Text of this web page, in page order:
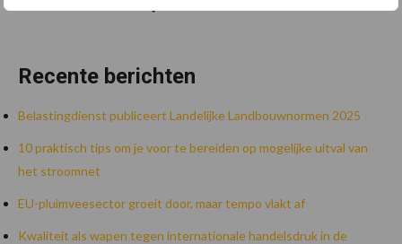
Recente berichten
Belastingdienst publiceert Landelijke Landbouwnormen 2025
10 praktisch tips om je voor te bereiden op mogelijke uitval van
het stroomnet
EU-pluimveesector groeit door, maar tempo vlakt af
Kwaliteit als wapen tegen internationale handelsdruk in de